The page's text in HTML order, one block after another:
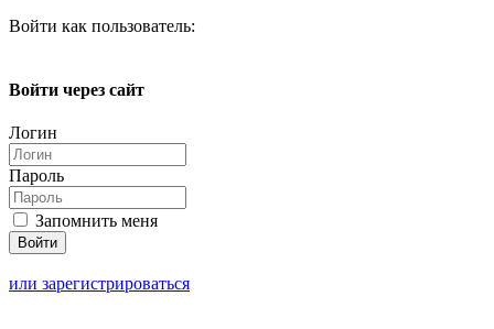
Войти как пользователь:
Войти через сайт
Логин
Пароль
Запомнить меня
или зарегистрироваться